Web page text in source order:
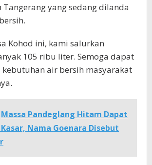
yang sedang dilanda
Kohod ini, kami salurkan
105 ribu liter. Semoga dapat
kebutuhan air bersih masyarakat
Massa Pandeglang Hitam Dapat
Nama Goenara Disebut